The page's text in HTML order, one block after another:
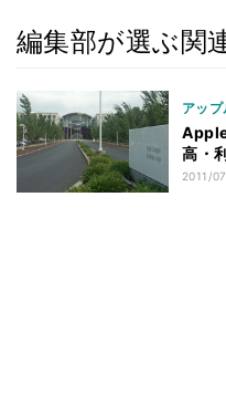
編集部が選ぶ関
アップ
高・
2011/